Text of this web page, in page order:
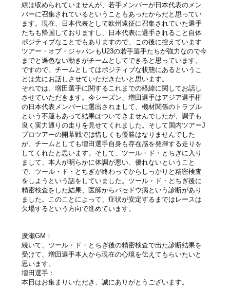
績は収められていませんが、若手メンバーが日本代表のメン
バーに召集されているということもあったからだと思ってい
ます。現在、日本代表として欧州遠征に召集されていた選手
たちも帰国しておりますし、日本代表に選手されること自体
ポジティブなことでもありますので、この後に控えています
ツアー・オブ・ジャパンもU23の若手選手たちが強力なので今
までと遜色ない動きがチームとしてできると思っています。
ですので、チームとしてはポジティブな状態にあるというこ
とは先にお話しさせていただきたいと思います。
それでは、増田選手に関するこれまでの経緯に関してお話し
させていただきます。今シーズン、増田選手はアジア選手権
の日本代表メンバーに選出されまして、機材関係のトラブル
という不運もあって結果はついてきませんでしたが、調子も
良く実力通りの走りを見せてくれました。そして国内ツアーJ
プロツアーの開幕戦では惜しくも優勝はなりませんでした
が、チームとしても増田選手自身も存在感を発揮する走りを
してくれたと思います。そして、ツール・ド・とちぎに入り
まして、本人が明らかに体調が悪い、優れないということ
で、ツール・ド・とちぎが終わってからしっかりと精密検査
をしようという話をしていました。ツール・ド・とちぎ後に
精密検査をした結果、医師からバセドウ病という診断があり
ました。このことによって、症状が安定するまではレースは
欠場するという方向で進めています。
廣瀬GM：
続いて、ツール・ド・とちぎ後の精密検査で出た診断結果を
受けて、増田選手本人から現在の心境を伝えてもらいたいと
思います。
増田選手：
本日はお集まりいただき、誠にありがとうございます。